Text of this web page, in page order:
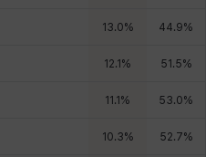
13.0% 44.9%
12.1% 51.5%
11.1% 53.0%
10.3% 52.7%